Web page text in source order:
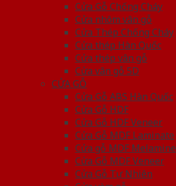
Cửa Gỗ Chống Cháy
Cửa nhôm vân gỗ
Cửa Thép Chống Cháy
Cửa thép Hàn Quốc
Cửa thép vân gỗ
Cửa vân gỗ 5D
CỬA GỖ
Cửa Gỗ ABS Hàn Quốc
Cửa Gỗ HDF
Cửa Gỗ HDF Veneer
Cửa Gỗ MDF Laminate
Cửa gỗ MDF Melamine
Cửa Gỗ MDF Veneer
Cửa Gỗ Tự Nhiên